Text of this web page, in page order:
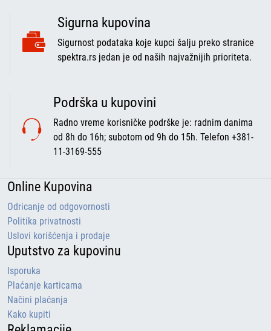
Sigurna kupovina
Sigurnost podataka koje kupci šalju preko stranice
spektra.rs jedan je od naših najvažnijih prioriteta.
Podrška u kupovini
Radno vreme korisničke podrške je: radnim danima
od 8h do 16h; subotom od 9h do 15h. Telefon +381-
11-3169-555
Online Kupovina
Odricanje od odgovornosti
Politika privatnosti
Uslovi korišćenja i prodaje
Uputstvo za kupovinu
Isporuka
Plaćanje karticama
Načini plaćanja
Kako kupiti